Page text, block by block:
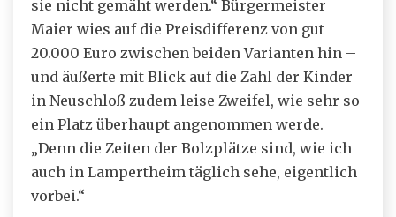
sie nicht gemäht werden.“ Bürgermeister
Maier wies auf die Preisdifferenz von gut
20.000 Euro zwischen beiden Varianten hin –
und äußerte mit Blick auf die Zahl der Kinder
in Neuschloß zudem leise Zweifel, wie sehr so
ein Platz überhaupt angenommen werde.
„Denn die Zeiten der Bolzplätze sind, wie ich
auch in Lampertheim täglich sehe, eigentlich
vorbei.“